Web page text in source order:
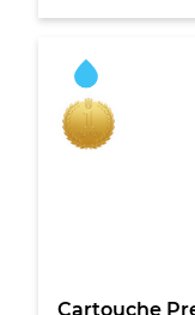
T2633
T2613
(26XL)
-
-
Cartouche